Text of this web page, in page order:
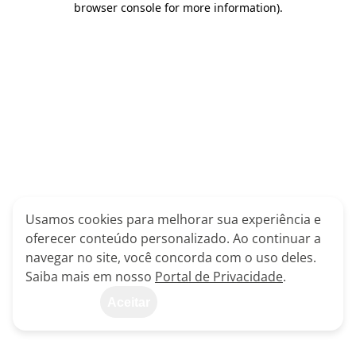
browser console for more information).
Usamos cookies para melhorar sua experiência e
oferecer conteúdo personalizado. Ao continuar a
navegar no site, você concorda com o uso deles.
Saiba mais em nosso Portal de Privacidade.